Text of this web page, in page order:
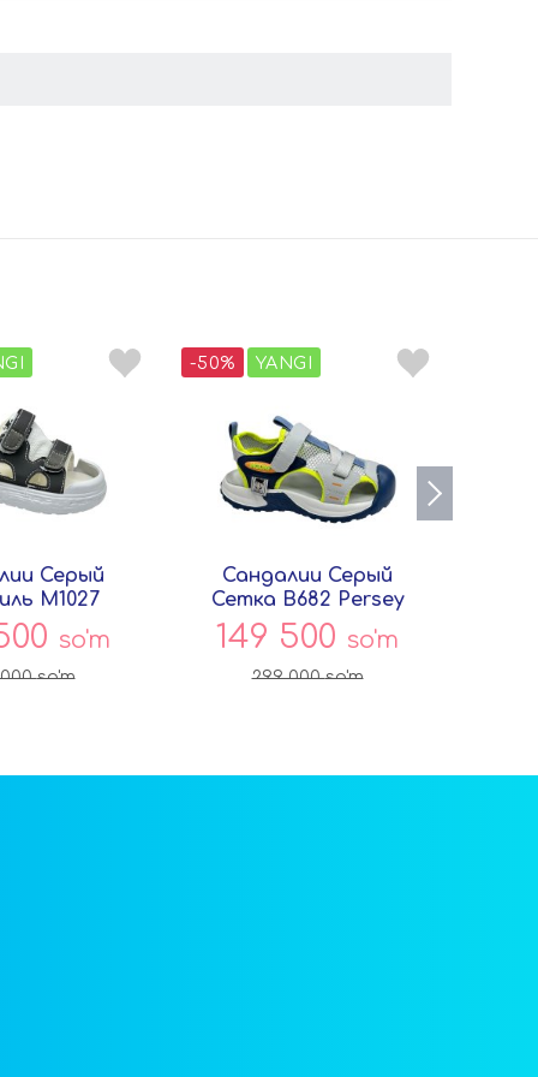
Серый
M1027
so'm
so'm
-50% YANGI
Сандалии Серый
Сетка B682 Persey
149 500 so'm
299 000so'm